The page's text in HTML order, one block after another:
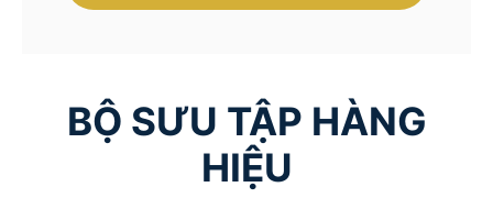
BỘ SƯU TẬP HÀNG
HIỆU